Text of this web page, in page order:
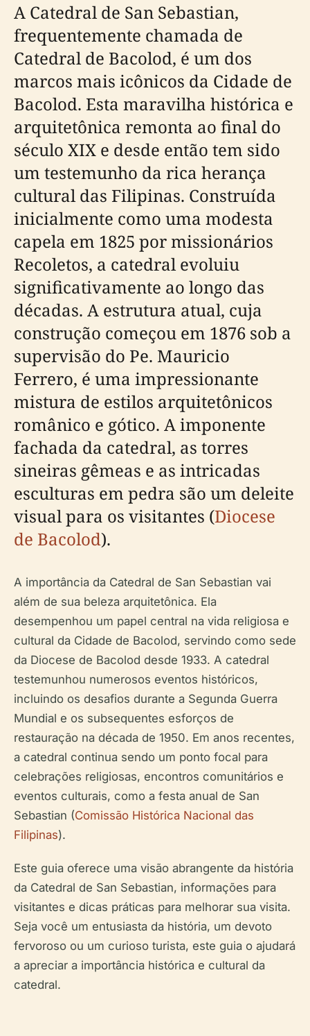
A Catedral de San Sebastian,
frequentemente chamada de
Catedral de Bacolod, é um dos
marcos mais icônicos da Cidade de
Bacolod. Esta maravilha histórica e
arquitetônica remonta ao final do
século XIX e desde então tem sido
um testemunho da rica herança
cultural das Filipinas. Construída
inicialmente como uma modesta
capela em 1825 por missionários
Recoletos, a catedral evoluiu
significativamente ao longo das
décadas. A estrutura atual, cuja
construção começou em 1876 sob a
supervisão do Pe. Mauricio
Ferrero, é uma impressionante
mistura de estilos arquitetônicos
românico e gótico. A imponente
fachada da catedral, as torres
sineiras gêmeas e as intricadas
esculturas em pedra são um deleite
visual para os visitantes (Diocese
de Bacolod).
A importância da Catedral de San Sebastian vai
além de sua beleza arquitetônica. Ela
desempenhou um papel central na vida religiosa e
cultural da Cidade de Bacolod, servindo como sede
da Diocese de Bacolod desde 1933. A catedral
testemunhou numerosos eventos históricos,
incluindo os desafios durante a Segunda Guerra
Mundial e os subsequentes esforços de
restauração na década de 1950. Em anos recentes,
a catedral continua sendo um ponto focal para
celebrações religiosas, encontros comunitários e
eventos culturais, como a festa anual de San
Sebastian (Comissão Histórica Nacional das
Filipinas).
Este guia oferece uma visão abrangente da história
da Catedral de San Sebastian, informações para
visitantes e dicas práticas para melhorar sua visita.
Seja você um entusiasta da história, um devoto
fervoroso ou um curioso turista, este guia o ajudará
a apreciar a importância histórica e cultural da
catedral.